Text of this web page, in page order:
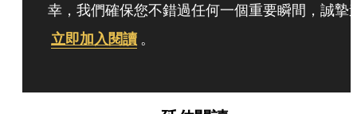
幸，我們確保您不錯過任何一個重要瞬間，誠摯
立即加入閱讀 。